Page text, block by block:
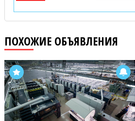
ПОХОЖИЕ ОБЪЯВЛЕНИЯ